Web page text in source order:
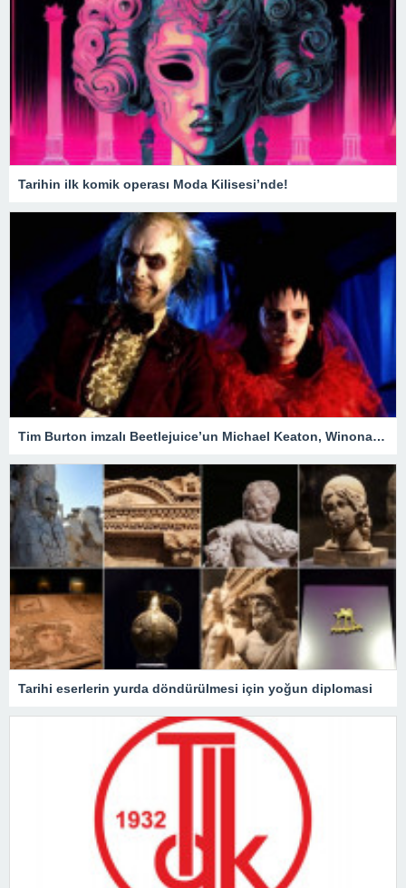
Tarihin ilk komik operası Moda Kilisesi’nde!
Tim Burton imzalı Beetlejuice’un Michael Keaton, Winona Ryder ve Jenna Ortega’lı devam filmi geliyor
Tarihi eserlerin yurda döndürülmesi için yoğun diplomasi